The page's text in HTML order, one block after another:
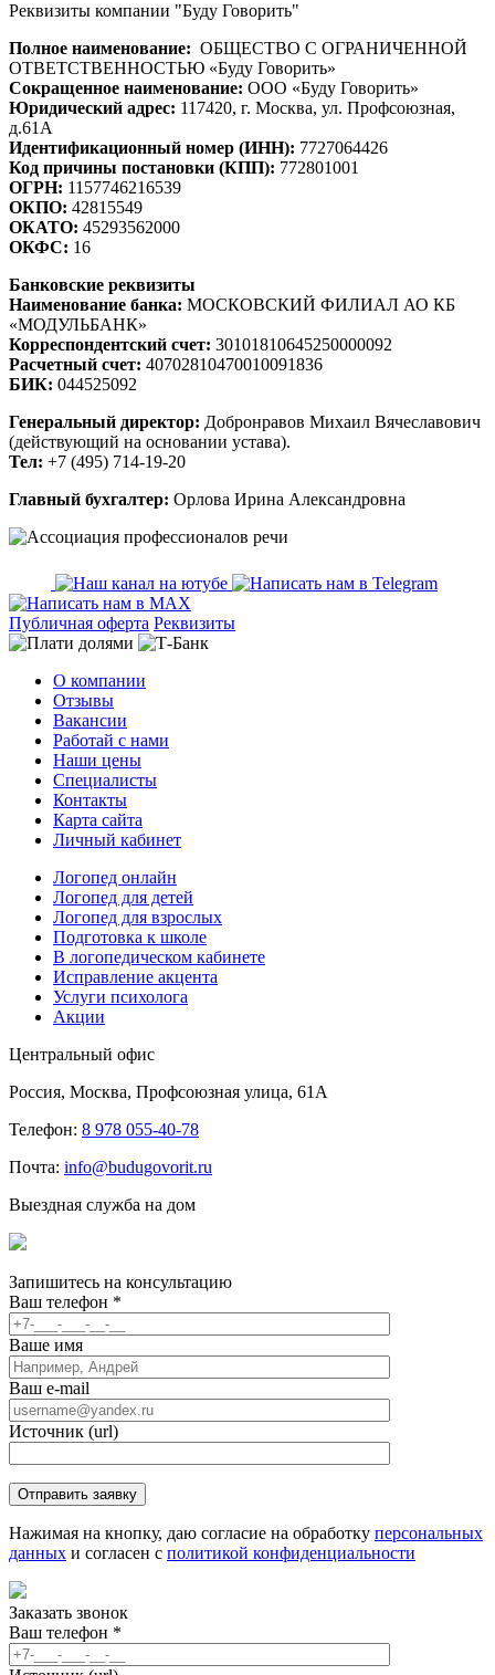
Реквизиты компании "Буду Говорить"
Полное наименование: ОБЩЕСТВО С ОГРАНИЧЕННОЙ
ОТВЕТСТВЕННОСТЬЮ «Буду Говорить»
Сокращенное наименование: ООО «Буду Говорить»
Юридический адрес: 117420, г. Москва, ул. Профсоюзная,
д.61А
Идентификационный номер (ИНН): 7727064426
Код причины постановки (КПП): 772801001
ОГРН: 1157746216539
ОКПО: 42815549
ОКАТО: 45293562000
ОКФС: 16
Банковские реквизиты
Наименование банка: МОСКОВСКИЙ ФИЛИАЛ АО КБ
«МОДУЛЬБАНК»
Корреспондентский счет: 30101810645250000092
Расчетный счет: 40702810470010091836
БИК: 044525092
Генеральный директор: Добронравов Михаил Вячеславович
(действующий на основании устава).
Тел: +7 (495) 714-19-20
Главный бухгалтер: Орлова Ирина Александровна
Публичная оферта Реквизиты
О компании
Отзывы
Вакансии
Работай с нами
Наши цены
Специалисты
Контакты
Карта сайта
Личный кабинет
Логопед онлайн
Логопед для детей
Логопед для взрослых
Подготовка к школе
В логопедическом кабинете
Исправление акцента
Услуги психолога
Акции
Центральный офис
Россия, Москва, Профсоюзная улица, 61А
Телефон: 8 978 055-40-78
Почта: info@budugovorit.ru
Выездная служба на дом
Запишитесь на консультацию
Ваш телефон *
Ваше имя
Ваш e-mail
Источник (url)
Нажимая на кнопку, даю согласие на обработку персональных
данных и согласен с политикой конфиденциальности
Заказать звонок
Ваш телефон *